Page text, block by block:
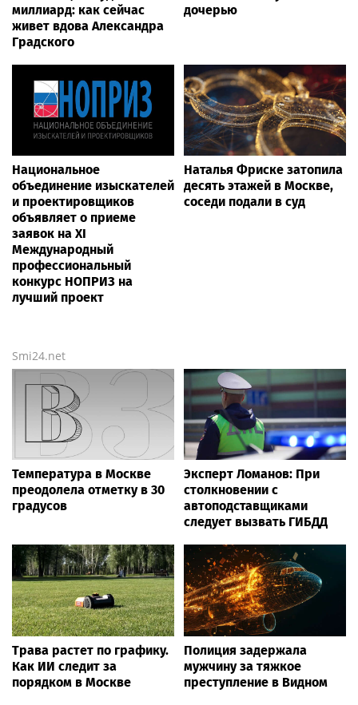
миллиард: как сейчас
живет вдова Александра
Градского
дочерью
Национальное
объединение изыскателей
и проектировщиков
объявляет о приеме
заявок на XI
Международный
профессиональный
конкурс НОПРИЗ на
лучший проект
Наталья Фриске затопила
десять этажей в Москве,
соседи подали в суд
Smi24.net
Температура в Москве
преодолела отметку в 30
градусов
Эксперт Ломанов: При
столкновении с
автоподставщиками
следует вызвать ГИБДД
Трава растет по графику.
Как ИИ следит за
порядком в Москве
Полиция задержала
мужчину за тяжкое
преступление в Видном